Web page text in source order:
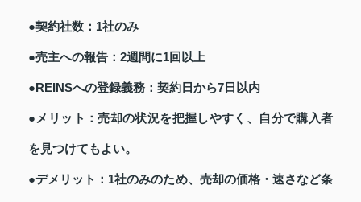
●契約社数：1社のみ
●売主への報告：2週間に1回以上
●REINSへの登録義務：契約日から7日以内
●メリット：売却の状況を把握しやすく、自分で購入者
を見つけてもよい。
●デメリット：1社のみのため、売却の価格・速さなど条